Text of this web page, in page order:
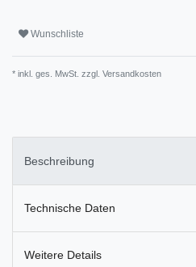
Wunschliste
* inkl. ges. MwSt. zzgl. Versandkosten
Beschreibung
Technische Daten
Weitere Details